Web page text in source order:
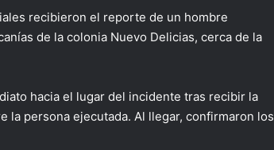
recibieron el reporte de un hombre
de la colonia Nuevo Delicias, cerca de la
hacia el lugar del incidente tras recibir la
la persona ejecutada. Al llegar, confirmaron los